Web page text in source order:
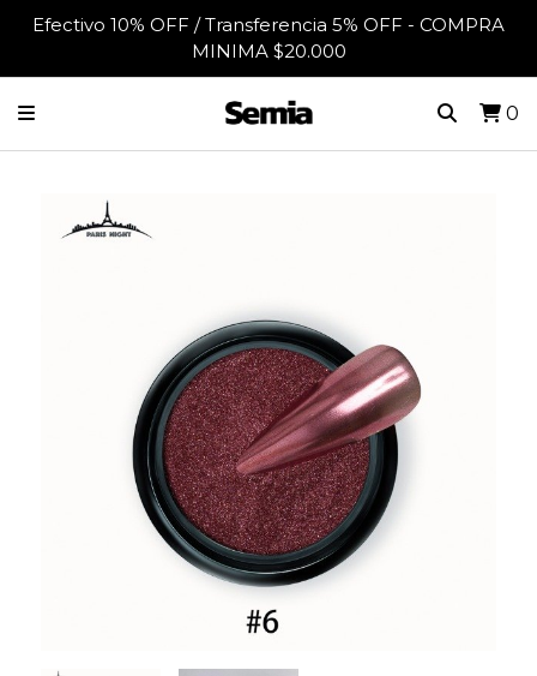
Efectivo 10% OFF / Transferencia 5% OFF - COMPRA
MINIMA $20.000
0